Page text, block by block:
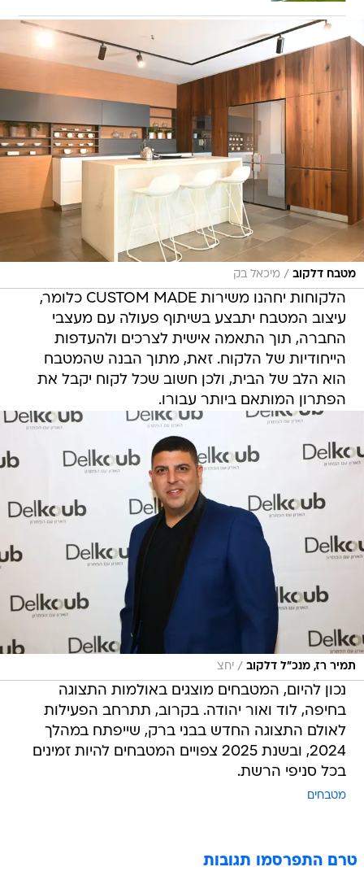
מטבח דלקוב / מיכאל בק
הלקוחות יחהנו משירות CUSTOM MADE כלומר,
עיצוב המטבח יתבצע בשיתוף פעולה עם מעצבי
החברה, תוך התאמה אישית לצרכים ולהעדפות
הייחודיות של הלקוח. זאת, מתוך הבנה שהמטבח
הוא הלב של הבית, ולכן חשוב שכל לקוח יקבל את
הפתרון המותאם ביותר עבורו.
תמיר רז, מנכ"ל דלקוב / יחצ
נכון להיום, המטבחים מוצגים באולמות התצוגה
בחיפה, לוד ואור יהודה. בקרוב, תתרחב הפעילות
לאולם התצוגה החדש בבני ברק, שייפתח במהלך
2024, ובשנת 2025 צפויים המטבחים להיות זמינים
בכל סניפי הרשת.
מטבחים
טרם התפרסמו תגובות